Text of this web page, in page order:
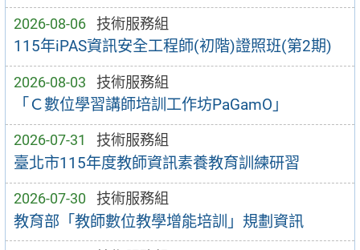
2026-08-06 技術服務組
115年iPAS資訊安全工程師(初階)證照班(第2期)
2026-08-03 技術服務組
「Ｃ數位學習講師培訓工作坊PaGamO」
2026-07-31 技術服務組
臺北市115年度教師資訊素養教育訓練研習
2026-07-30 技術服務組
教育部「教師數位教學增能培訓」規劃資訊